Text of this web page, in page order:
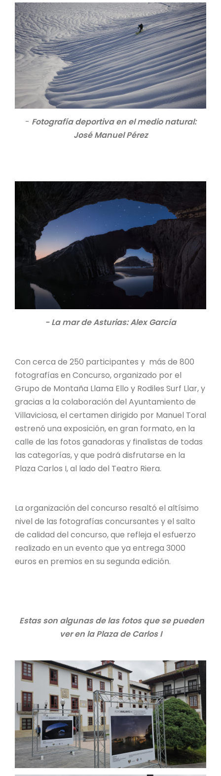
- Fotografía deportiva en el medio natural:
José Manuel Pérez
- La mar de Asturias: Alex García
Con cerca de 250 participantes y más de 800
fotografías en Concurso, organizado por el
Grupo de Montaña Llama Ello y Rodiles Surf Llar, y
gracias a la colaboración del Ayuntamiento de
Villaviciosa, el certamen dirigido por Manuel Toral
estrenó una exposición, en gran formato, en la
calle de las fotos ganadoras y finalistas de todas
las categorías, y que podrá disfrutarse en la
Plaza Carlos I, al lado del Teatro Riera.
La organización del concurso resaltó el altísimo
nivel de las fotografías concursantes y el salto
de calidad del concurso, que refleja el esfuerzo
realizado en un evento que ya entrega 3000
euros en premios en su segunda edición.
Estas son algunas de las fotos que se pueden
ver en la Plaza de Carlos I